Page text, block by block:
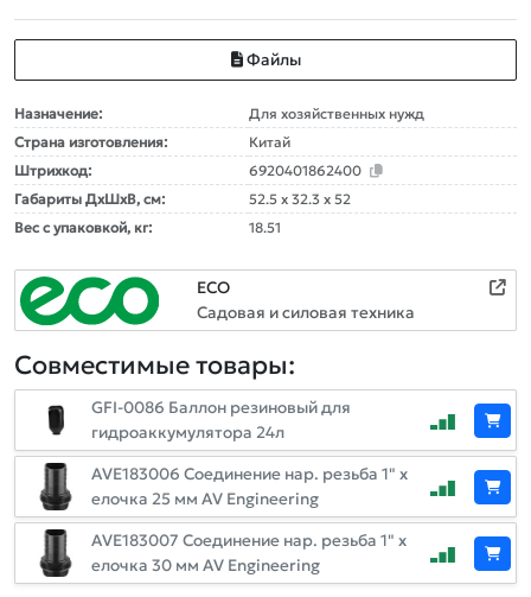
Файлы
Назначение:
Для хозяйственных нужд
Страна изготовления:
Китай
Штрихкод:
6920401862400
Габариты ДxШxВ, см:
52.5 x 32.3 x 52
Вес с упаковкой, кг:
18.51
ECO
Садовая и силовая техника
Совместимые товары:
GFI-0086 Баллон резиновый для
гидроаккумулятора 24л
AVE183006 Соединение нар. резьба 1" х
елочка 25 мм AV Engineering
AVE183007 Соединение нар. резьба 1" х
елочка 30 мм AV Engineering